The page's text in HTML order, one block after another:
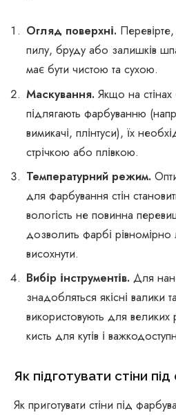
Огляд поверхні.
пилу, бруду або залишків
має бути чистою та сухою.
Маскування. Якщо на
підлягають фарбуванню
вимикачі, плінтуси), їх
стрічкою або плівкою.
Температурний режим.
для фарбування стін
вологість не повинна
дозволить фарбі рівномірно
висохнути.
Вибір інструментів. Для
знадобляться якісні валики
використовують для великих
кисть для кутів і
Як підготувати стіни
Як приготувати стіни під